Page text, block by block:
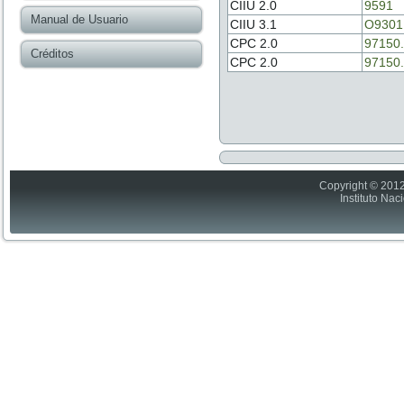
Manual de Usuario
Créditos
CIIU 2.0
9591
CIIU 3.1
O9301
CPC 2.0
CPC 2.0
Copyright ©
Instituto